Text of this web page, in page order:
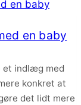
en baby
et indlæg med
konkret at
det lidt mere